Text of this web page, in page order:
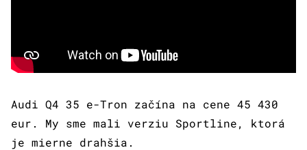
Audi Q4 35 e-Tron začína na cene 45 430
eur. My sme mali verziu Sportline, ktorá
je mierne drahšia.